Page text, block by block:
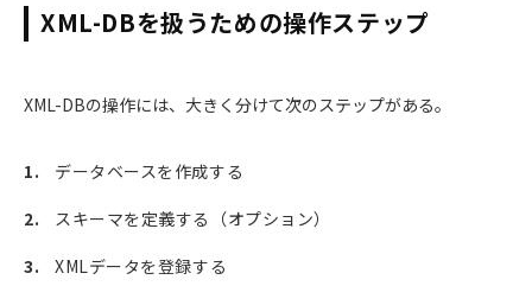
XML-DBを扱うための操作ステップ
XML-DBの操作には、大きく分けて次のステップがある。
データベースを作成する
スキーマを定義する（オプション）
XMLデータを登録する